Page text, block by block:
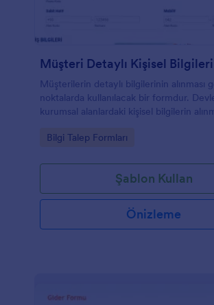
Müşterilerin detaylı bilgilerinin alınması
noktalarda kullanılacak bir formdur.
kurumsal alanlardaki kişisel bilgilerin
Go to Category:
Bilgi Talep Formları
Şablon Kullan
Önizleme